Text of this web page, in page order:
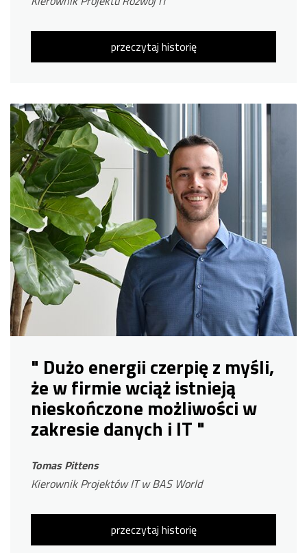
przeczytaj historię
" Dużo energii czerpię z myśli,
że w firmie wciąż istnieją
nieskończone możliwości w
zakresie danych i IT "
Tomas Pittens
Kierownik Projektów IT w BAS World
przeczytaj historię